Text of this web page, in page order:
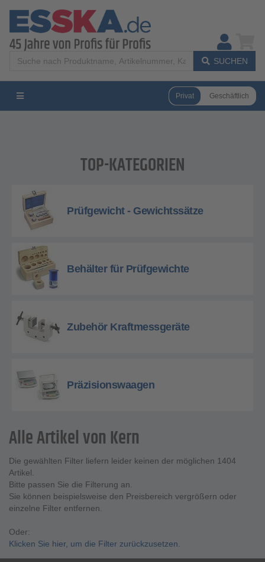
SUCHEN
Privat Geschäftlich
TOP-KATEGORIEN
Prüfgewicht - Gewichtssätze
Behälter für Prüfgewichte
Zubehör Kraftmessgeräte
Präzisionswaagen
Alle Artikel von Kern
Die gewählten Filter liefern leider keinen der möglichen 1404
Artikel.
Bitte passen Sie die Filterung an.
Sie können beispielsweise den Preisbereich vergrößern oder
einzelne Filter entfernen.
Oder:
Klicken Sie hier, um die Filter zurückzusetzen.